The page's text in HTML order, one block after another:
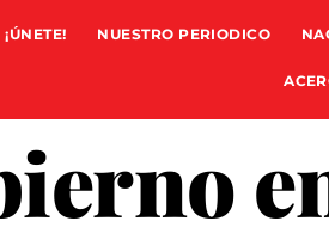
¡ÚNETE! NUESTRO PERIODICO